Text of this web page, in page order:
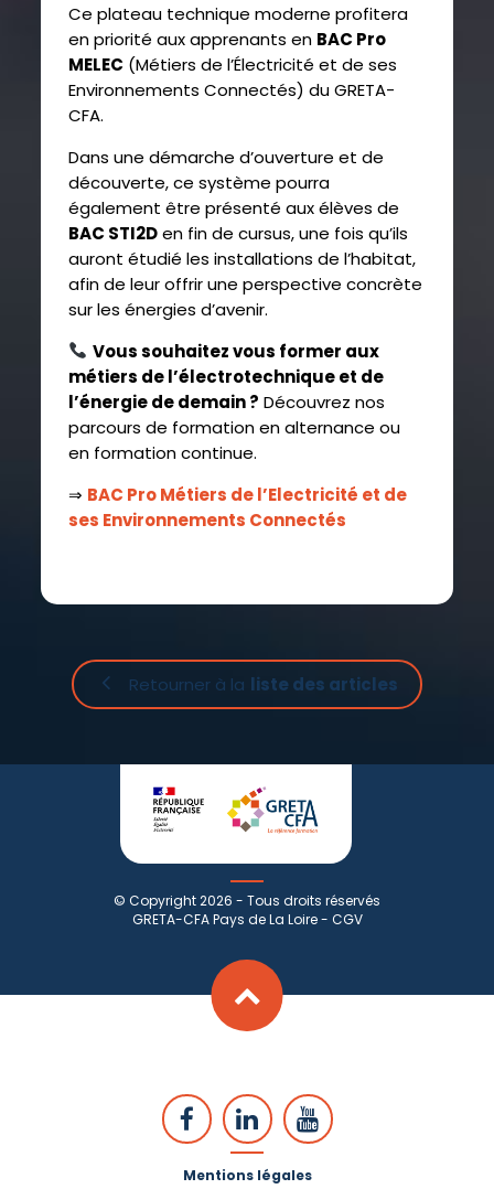
Ce plateau technique moderne profitera
en priorité aux apprenants en BAC Pro
MELEC (Métiers de l’Électricité et de ses
Environnements Connectés) du GRETA-
CFA.
Dans une démarche d’ouverture et de
découverte, ce système pourra
également être présenté aux élèves de
BAC STI2Den fin de cursus, une fois qu’ils
auront étudié les installations de l’habitat,
afin de leur offrir une perspective concrète
sur les énergies d’avenir.
Vous souhaitez vous former aux
métiers de l’électrotechnique et de
l’énergie de demain ? Découvrez nos
parcours de formation en alternance ou
en formation continue.
⇒ BAC Pro Métiers de l’Electricité et de
ses Environnements Connectés
Retourner à la liste des articles
© Copyright 2026 - Tous droits réservés
GRETA-CFA Pays de La Loire - CGV
Mentions légales